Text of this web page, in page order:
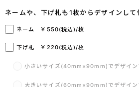
ネームや、下げ札も1枚からデザインして
ネーム ￥550(税込)/枚
下げ札 ￥220(税込)/枚
小さいサイズ(40mm×90mm)でデザイン
大きいサイズ(60mm×90mm)でデザイン